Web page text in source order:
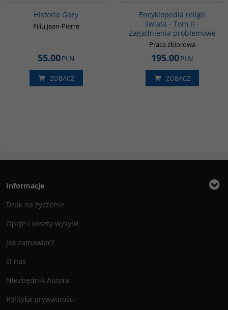
Historia Gazy
Filiu Jean-Pierre
55.00PLN
ZOBACZ
Encyklopedia religii
świata - Tom II -
Zagadnienia problemowe
Praca zbiorowa
195.00PLN
ZOBACZ
Informacje
Druk na życzenie
Opcje i koszty wysyłki
Jak zamawiać?
O nas
Niezbędnik Autora
Polityka prywatności